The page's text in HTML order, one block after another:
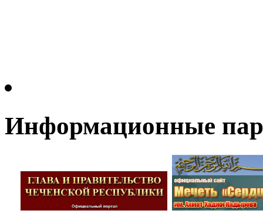
Информационные